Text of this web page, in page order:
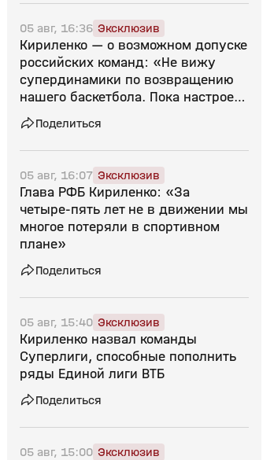
05 авг, 16:36 Эксклюзив
Кириленко — о возможном допуске
российских команд: «Не вижу
супердинамики по возвращению
нашего баскетбола. Пока настроен
скептически»
Поделиться
05 авг, 16:07 Эксклюзив
Глава РФБ Кириленко: «За
четыре‑пять лет не в движении мы
многое потеряли в спортивном
плане»
Поделиться
05 авг, 15:40 Эксклюзив
Кириленко назвал команды
Суперлиги, способные пополнить
ряды Единой лиги ВТБ
Поделиться
05 авг, 15:00 Эксклюзив